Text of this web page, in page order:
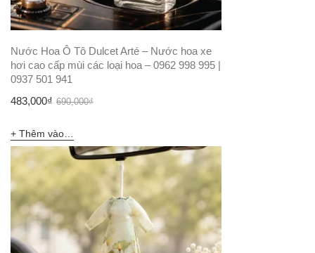
Nước Hoa Ô Tô Dulcet Arté – Nước hoa xe
hơi cao cấp mùi các loại hoa – 0962 998 995 |
0937 501 941
690,000₫Giá
690,000₫.
483,000₫
Giá
là:
483,000₫.
Thêm vào giỏ hàng